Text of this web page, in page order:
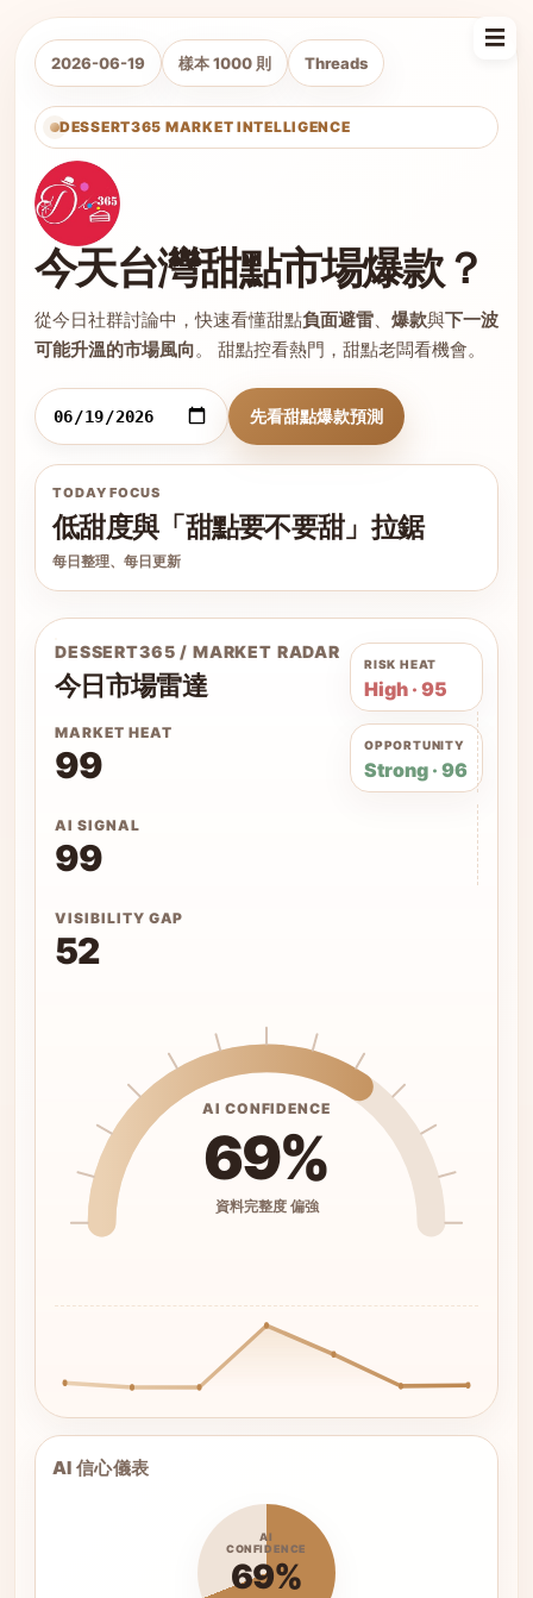
☰
2026-06-19 樣本 1000 則 Threads
DESSERT365 MARKET INTELLIGENCE
今天台灣甜點市場爆款？
從今日社群討論中，快速看懂甜點負面避雷、 爆款與下一波
可能升溫的市場風向。 甜點控看熱門，甜點老闆看機會。
先看甜點爆款預測
TODAY FOCUS
低甜度與「甜點要不要甜」拉鋸
每日整理、每日更新
DESSERT365 / MARKET RADAR
今日市場雷達
RISK HEAT
High · 95
OPPORTUNITY
Strong · 96
MARKET HEAT
99
AI SIGNAL
99
VISIBILITY GAP
52
AI CONFIDENCE
69%
資料完整度 偏強
AI 信心儀表
AI
CONFIDENCE
69%